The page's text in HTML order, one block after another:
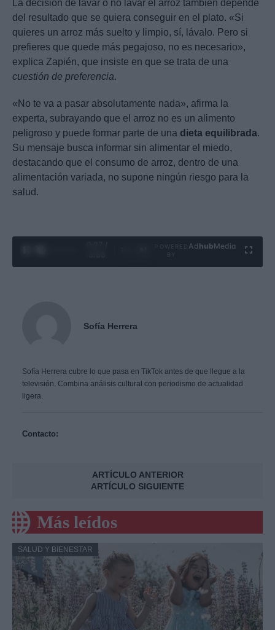
La decisión de lavar o no lavar el arroz también depende
del resultado que se quiera conseguir en el plato. «Si
quieres un arroz más suelto y limpio, sí, lávalo. Pero si
prefieres que quede más pegajoso, no es necesario»,
explica Zapién, que insiste en que se trata de una
cuestión de preferencia.
«No te va a pasar absolutamente nada», afirma la
experta, subrayando que el arroz no es un alimento
peligroso y puede formar parte de una dieta equilibrada.
Su mensaje busca informar sin alimentar el miedo,
destacando que el consumo de arroz, dentro de una
alimentación variada, no supone ningún riesgo para la
salud.
Ad hubMedia
Sofía Herrera
Sofía Herrera cubre lo que pasa en TikTok antes de que llegue a la
televisión. Combina análisis cultural con periodismo de actualidad
ligera.
Contacto:
ARTÍCULO ANTERIOR
ARTÍCULO SIGUIENTE
Más leídos
SALUD Y BIENESTAR